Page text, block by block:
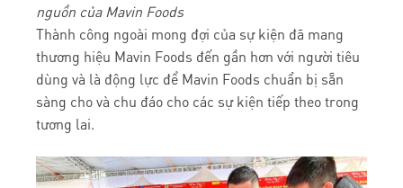
nguồn của Mavin Foods
Thành công ngoài mong đợi của sự kiện đã mang
thương hiệu Mavin Foods đến gần hơn với người tiêu
dùng và là động lực để Mavin Foods chuẩn bị sẵn
sàng cho và chu đáo cho các sự kiện tiếp theo trong
tương lai.